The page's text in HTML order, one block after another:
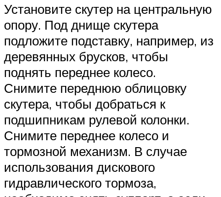
Установите скутер на центральную
опору. Под днище скутера
подложите подставку, например, из
деревянных брусков, чтобы
поднять переднее колесо.
Снимите переднюю облицовку
скутера, чтобы добраться к
подшипникам рулевой колонки.
Снимите переднее колесо и
тормозной механизм. В случае
использования дискового
гидравлического тормоза,